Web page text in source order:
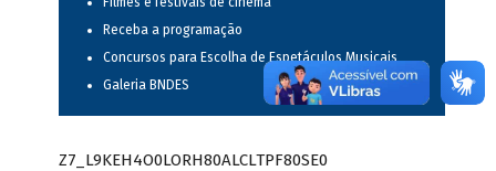
Receba a programação
Concursos para Escolha de Espetáculos Musicais
Galeria BNDES
Z7_L9KEH4O0LORH80ALCLTPF80SE0